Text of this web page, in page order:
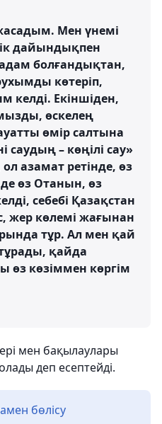
Мен үнемі
дайындықпен
болғандықтан,
көтеріп,
келді. Екіншіден,
өскелең
өмір салтына
– көңілі сау»
азамат ретінде, өз
өз Отанын, өз
себебі Қазақстан
жер көлемі жағынан
тұр. Ал мен қай
қайда
өз көзіммен көргім
мен бақылаулары
деп есептейді.
бөлісу